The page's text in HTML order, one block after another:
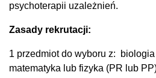
psychoterapii uzależnień.
Zasady rekrutacji:
1 przedmiot do wyboru z:
matematyka lub fizyka (PR lub